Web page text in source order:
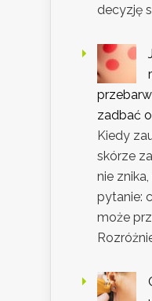
decyzję
zadbać
Kiedy
skórze
nie
pytanie:
może